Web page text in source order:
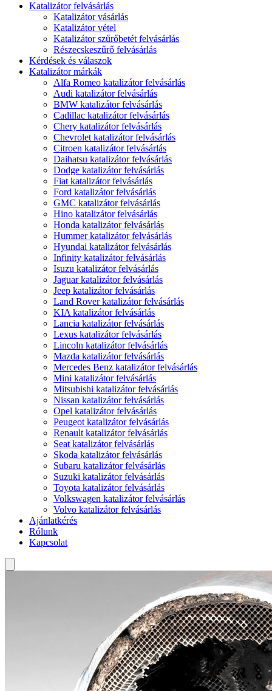
Katalizátor felvásárlás
Katalizátor vásárlás
Katalizátor vétel
Katalizátor szűrőbetét felvásárlás
Részecskeszűrő felvásárlás
Kérdések és válaszok
Katalizátor márkák
Alfa Romeo katalizátor felvásárlás
Audi katalizátor felvásárlás
BMW katalizátor felvásárlás
Cadillac katalizátor felvásárlás
Chery katalizátor felvásárlás
Chevrolet katalizátor felvásárlás
Citroen katalizátor felvásárlás
Daihatsu katalizátor felvásárlás
Dodge katalizátor felvásárlás
Fiat katalizátor felvásárlás
Ford katalizátor felvásárlás
GMC katalizátor felvásárlás
Hino katalizátor felvásárlás
Honda katalizátor felvásárlás
Hummer katalizátor felvásárlás
Hyundai katalizátor felvásárlás
Infinity katalizátor felvásárlás
Isuzu katalizátor felvásárlás
Jaguar katalizátor felvásárlás
Jeep katalizátor felvásárlás
Land Rover katalizátor felvásárlás
KIA katalizátor felvásárlás
Lancia katalizátor felvásárlás
Lexus katalizátor felvásárlás
Lincoln katalizátor felvásárlás
Mazda katalizátor felvásárlás
Mercedes Benz katalizátor felvásárlás
Mini katalizátor felvásárlás
Mitsubishi katalizátor felvásárlás
Nissan katalizátor felvásárlás
Opel katalizátor felvásárlás
Peugeot katalizátor felvásárlás
Renault katalizátor felvásárlás
Seat katalizátor felvásárlás
Skoda katalizátor felvásárlás
Subaru katalizátor felvásárlás
Suzuki katalizátor felvásárlás
Toyota katalizátor felvásárlás
Volkswagen katalizátor felvásárlás
Volvo katalizátor felvásárlás
Ajánlatkérés
Rólunk
Kapcsolat